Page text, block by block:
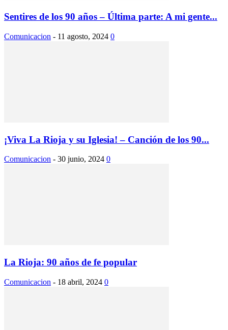
Sentires de los 90 años – Última parte: A mi gente...
Comunicacion - 11 agosto, 2024 0
¡Viva La Rioja y su Iglesia! – Canción de los 90...
Comunicacion - 30 junio, 2024 0
La Rioja: 90 años de fe popular
Comunicacion - 18 abril, 2024 0